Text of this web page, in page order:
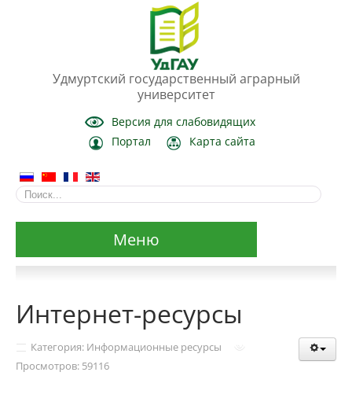
Удмуртский государственный аграрный
университет
Версия для слабовидящих
Портал
Карта сайта
Меню
Основные сведения
Структура и органы управления
образовательной организацией
Интернет-ресурсы
Категория: Информационные ресурсы
Просмотров: 59116